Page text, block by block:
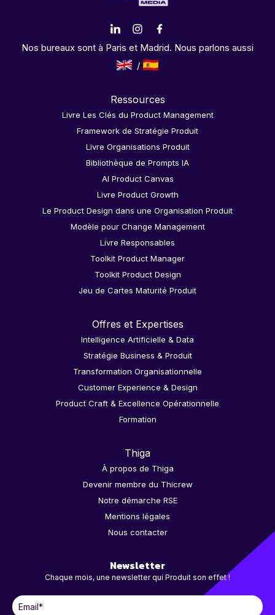
Nos bureaux sont à Paris et Madrid. Nous parlons aussi
Ressources
Livre Les Clés du Product Management
Framework de Stratégie Produit
Livre Organisations Produit
Bibliothèque de Prompts IA
AI Product Canvas
Livre Product Growth
Le Product Design dans une Organisation Produit
Modèle pour Change Management
Livre Responsables
Toolkit Product Manager
Toolkit Product Design
Jeu de Cartes Maturité Produit
Offres et Expertises
Intelligence Artificielle & Data
Stratégie Business & Produit
Transformation Organisationnelle
Customer Experience & Design
Product Craft & Excellence Opérationnelle
Formation
Thiga
À propos de Thiga
Devenir membre du Thicrew
Notre démarche RSE
Mentions légales
Nous contacter
Newsletter
Chaque mois, une newsletter qui Produit son effet !